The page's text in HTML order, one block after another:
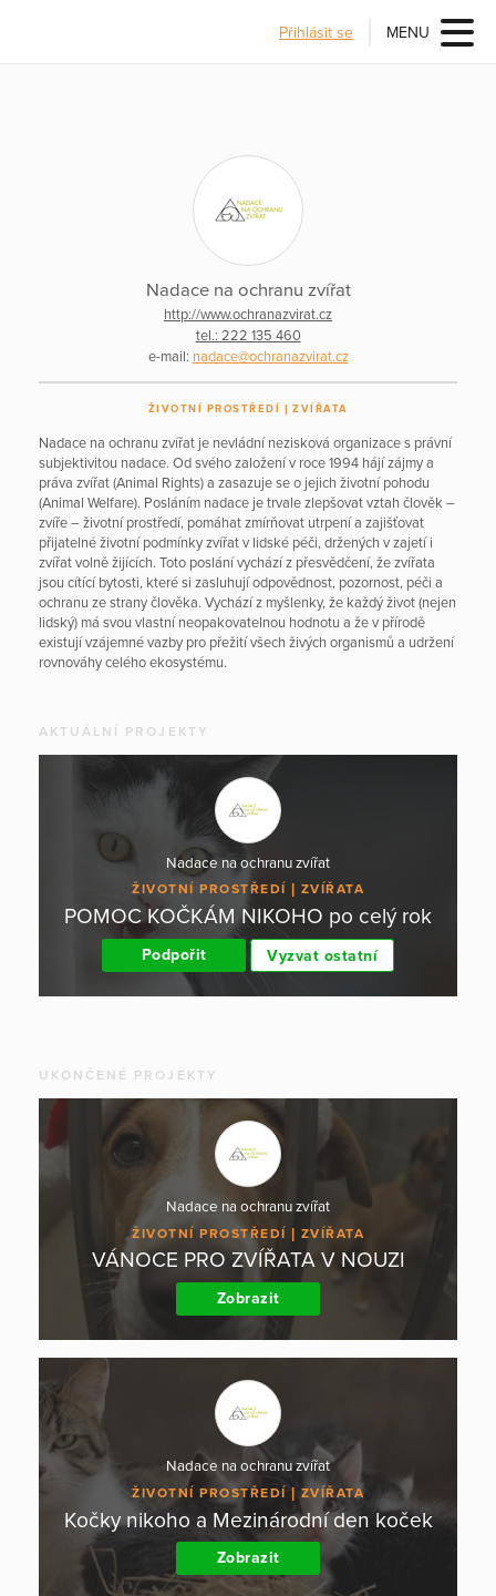
Přihlásit se MENU
Nadace na ochranu zvířat
http://www.ochranazvirat.cz
tel.: 222 135 460
e-mail: nadace@ochranazvirat.cz
ŽIVOTNÍ PROSTŘEDÍ ZVÍŘATA
Nadace na ochranu zvířat je nevládní nezisková organizace s právní
subjektivitou nadace. Od svého založení v roce 1994 hájí zájmy a
práva zvířat (Animal Rights) a zasazuje se o jejich životní pohodu
(Animal Welfare). Posláním nadace je trvale zlepšovat vztah člověk –
zvíře – životní prostředí, pomáhat zmírňovat utrpení a zajišťovat
přijatelné životní podmínky zvířat v lidské péči, držených v zajetí i
zvířat volně žijících. Toto poslání vychází z přesvědčení, že zvířata
jsou cítící bytosti, které si zasluhují odpovědnost, pozornost, péči a
ochranu ze strany člověka. Vychází z myšlenky, že každý život (nejen
lidský) má svou vlastní neopakovatelnou hodnotu a že v přírodě
existují vzájemné vazby pro přežití všech živých organismů a udržení
rovnováhy celého ekosystému.
AKTUÁLNÍ PROJEKTY
Nadace na ochranu zvířat
ŽIVOTNÍ PROSTŘEDÍ ZVÍŘATA
POMOC KOČKÁM NIKOHO po celý rok
Podpořit Vyzvat ostatní
UKONČENÉ PROJEKTY
Nadace na ochranu zvířat
ŽIVOTNÍ PROSTŘEDÍ ZVÍŘATA
VÁNOCE PRO ZVÍŘATA V NOUZI
Zobrazit
Nadace na ochranu zvířat
ŽIVOTNÍ PROSTŘEDÍ ZVÍŘATA
Kočky nikoho a Mezinárodní den koček
Zobrazit